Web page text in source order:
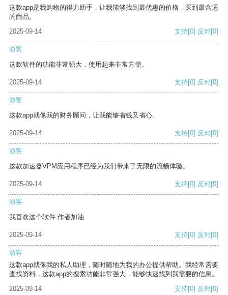
这款app是我购物的得力助手，让我能够找到最优惠的价格，买到最合适
的商品。
2025-09-14
支持[0] 反对[0]
游客
这款软件的功能非常强大，使用起来非常方便。
2025-09-14 支持[0] 反对[0]
游客
这款app就像我的财务顾问，让我能够省钱又省心。
2025-09-14 支持[0] 反对[0]
游客
这款加速器VPM应用程序已经为我们带来了无限的流畅体验。
2025-09-14 支持[0] 反对[0]
游客
我喜欢这个软件 作者加油
2025-09-14 支持[0] 反对[0]
游客
这款app就像我的私人助理，随时随地为我的办公提供帮助。我经常需要
查找资料，这款app的搜索功能非常强大，能够快速找到我需要的信息。
2025-09-14
支持[0] 反对[0]